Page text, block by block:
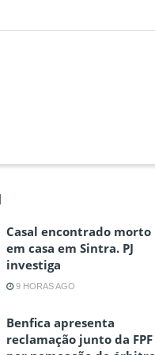
Casal encontrado morto
em casa em Sintra. PJ
investiga
9 HORAS AGO
Benfica apresenta
reclamação junto da FPF